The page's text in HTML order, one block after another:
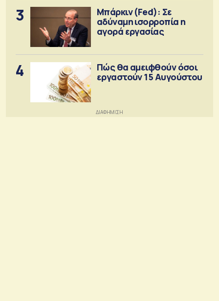
3
Μπάρκιν (Fed): Σε
αδύναμη ισορροπία η
αγορά εργασίας
4
Πώς θα αμειφθούν όσοι
εργαστούν 15 Αυγούστου